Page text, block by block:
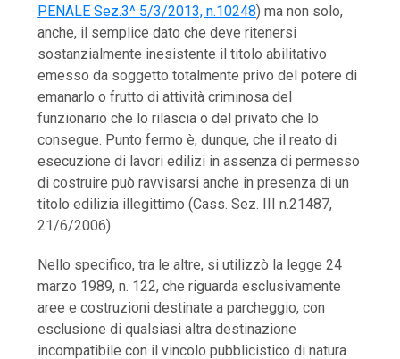
PENALE Sez.3^ 5/3/2013, n.10248) ma non solo,
anche, il semplice dato che deve ritenersi
sostanzialmente inesistente il titolo abilitativo
emesso da soggetto totalmente privo del potere di
emanarlo o frutto di attività criminosa del
funzionario che lo rilascia o del privato che lo
consegue. Punto fermo è, dunque, che il reato di
esecuzione di lavori edilizi in assenza di permesso
di costruire può ravvisarsi anche in presenza di un
titolo edilizia illegittimo (Cass. Sez. III n.21487,
21/6/2006).
Nello specifico, tra le altre, si utilizzò la legge 24
marzo 1989, n. 122, che riguarda esclusivamente
aree e costruzioni destinate a parcheggio, con
esclusione di qualsiasi altra destinazione
incompatibile con il vincolo pubblicistico di natura